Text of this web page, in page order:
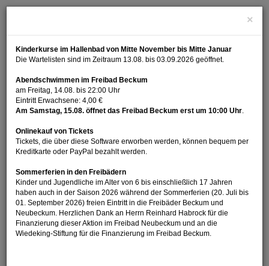
Buchen
×
Kinderkurse im Hallenbad von Mitte November bis Mitte Januar
Die Wartelisten sind im Zeitraum 13.08. bis 03.09.2026 geöffnet.
Abendschwimmen im Freibad Beckum
am Freitag, 14.08. bis 22:00 Uhr
Eintritt Erwachsene: 4,00 €
Am Samstag, 15.08. öffnet das Freibad Beckum erst um 10:00 Uhr.
Onlinekauf von Tickets
Tickets, die über diese Software erworben werden, können bequem per
Kreditkarte oder PayPal bezahlt werden.
Sommerferien in den Freibädern
Kinder und Jugendliche im Alter von 6 bis einschließlich 17 Jahren
haben auch in der Saison 2026 während der Sommerferien (20. Juli bis
01. September 2026) freien Eintritt in die Freibäder Beckum und
Neubeckum. Herzlichen Dank an Herrn Reinhard Habrock für die
Finanzierung dieser Aktion im Freibad Neubeckum und an die
Wiedeking-Stiftung für die Finanzierung im Freibad Beckum.